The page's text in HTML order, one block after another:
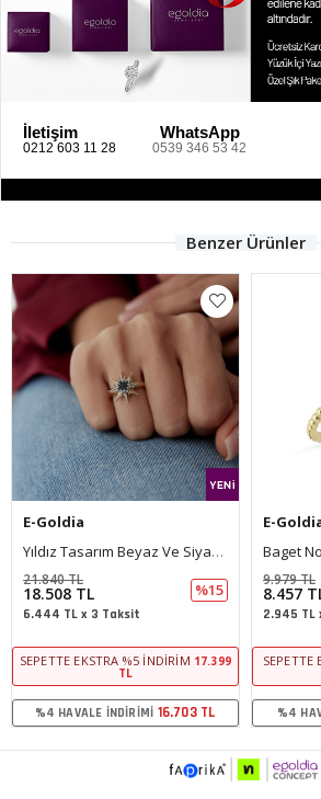
İletişim
0212 603 11 28
WhatsApp
0539 346 53 42
Benzer Ürünler
E-Goldia
Yıldız Tasarım Beyaz Ve Siyah Taşlı Yüzük
18.508 TL
21.840 TL
%15
6.444 TL x 3 Taksit
SEPETTE EKSTRA %5 İNDIRIM17.399
TL
%4 HAVALE İNDIRIMI16.703 TL
E-Goldia
8.457 TL
9.979 TL
2.945 TL
SEPETTE
%4